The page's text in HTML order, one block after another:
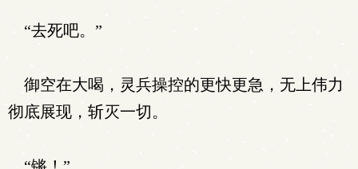
“去死吧。”
御空在大喝，灵兵操控的更快更急，无上伟力
彻底展现，斩灭一切。